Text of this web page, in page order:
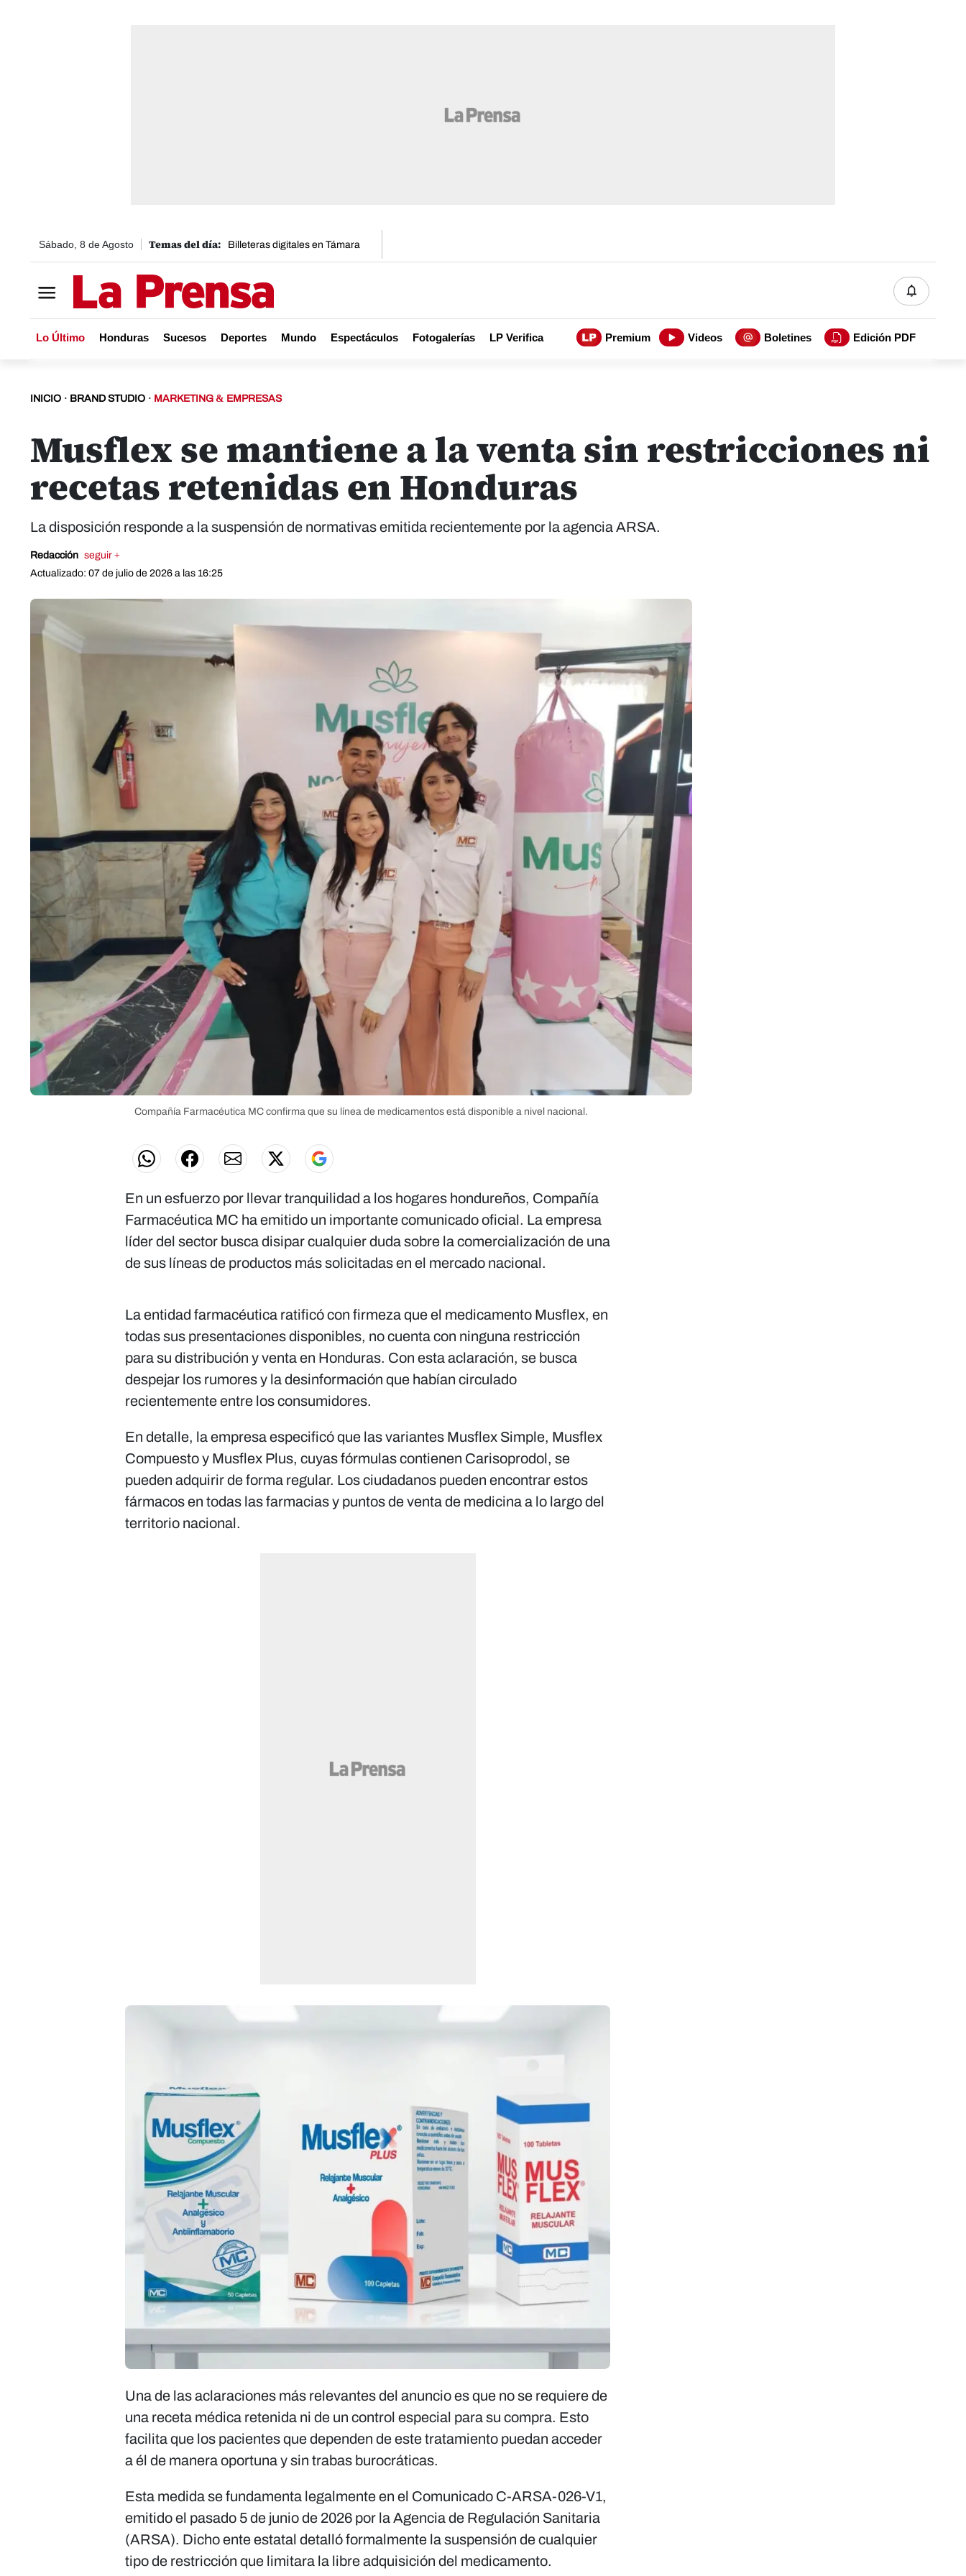
Sábado, 8 de Agosto Billeteras digitales en Támara
Lo Último Honduras Sucesos Deportes Mundo Espectáculos Fotogalerías LP Verifica Premium Videos Boletines Edición PDF
INICIO · BRAND STUDIO · MARKETING & EMPRESAS
Musflex se mantiene a la venta sin restricciones ni
recetas retenidas en Honduras
La disposición responde a la suspensión de normativas emitida recientemente por la agencia ARSA.
Redacción seguir +
Actualizado: 07 de julio de 2026 a las 16:25
Compañía Farmacéutica MC confirma que su línea de medicamentos está disponible a nivel nacional.
En un esfuerzo por llevar tranquilidad a los hogares hondureños, Compañía
Farmacéutica MC ha emitido un importante comunicado oficial. La empresa
líder del sector busca disipar cualquier duda sobre la comercialización de una
de sus líneas de productos más solicitadas en el mercado nacional.
La entidad farmacéutica ratificó con firmeza que el medicamento Musflex, en
todas sus presentaciones disponibles, no cuenta con ninguna restricción
para su distribución y venta en Honduras. Con esta aclaración, se busca
despejar los rumores y la desinformación que habían circulado
recientemente entre los consumidores.
En detalle, la empresa especificó que las variantes Musflex Simple, Musflex
Compuesto y Musflex Plus, cuyas fórmulas contienen Carisoprodol, se
pueden adquirir de forma regular. Los ciudadanos pueden encontrar estos
fármacos en todas las farmacias y puntos de venta de medicina a lo largo del
territorio nacional.
Una de las aclaraciones más relevantes del anuncio es que no se requiere de
una receta médica retenida ni de un control especial para su compra. Esto
facilita que los pacientes que dependen de este tratamiento puedan acceder
a él de manera oportuna y sin trabas burocráticas.
Esta medida se fundamenta legalmente en el Comunicado C-ARSA-026-V1,
emitido el pasado 5 de junio de 2026 por la Agencia de Regulación Sanitaria
(ARSA). Dicho ente estatal detalló formalmente la suspensión de cualquier
tipo de restricción que limitara la libre adquisición del medicamento.